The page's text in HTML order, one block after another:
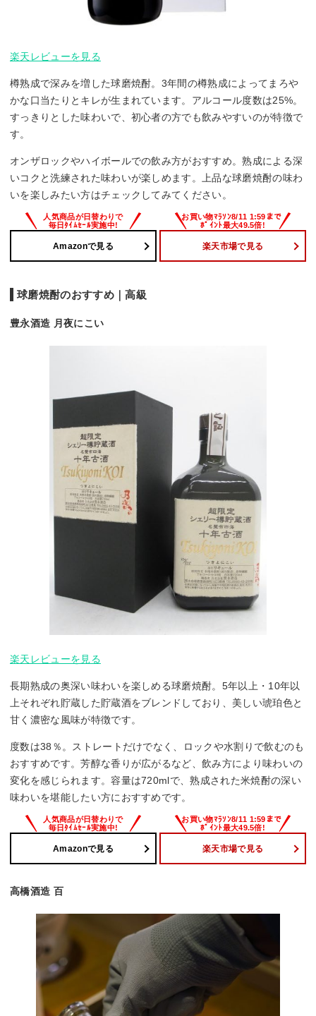
楽天レビューを見る
樽熟成で深みを増した球磨焼酎。3年間の樽熟成によってまろや
かな口当たりとキレが生まれています。アルコール度数は25%。
すっきりとした味わいで、初心者の方でも飲みやすいのが特徴で
す。
オンザロックやハイボールでの飲み方がおすすめ。熟成による深
いコクと洗練された味わいが楽しめます。上品な球磨焼酎の味わ
いを楽しみたい方はチェックしてみてください。
Amazonで見る 楽天市場で見る
球磨焼酎のおすすめ｜高級
豊永酒造 月夜にこい
楽天レビューを見る
長期熟成の奥深い味わいを楽しめる球磨焼酎。5年以上・10年以
上それぞれ貯蔵した貯蔵酒をブレンドしており、美しい琥珀色と
甘く濃密な風味が特徴です。
度数は38％。ストレートだけでなく、ロックや水割りで飲むのも
おすすめです。芳醇な香りが広がるなど、飲み方により味わいの
変化を感じられます。容量は720mlで、熟成された米焼酎の深い
味わいを堪能したい方におすすめです。
Amazonで見る 楽天市場で見る
高橋酒造 百